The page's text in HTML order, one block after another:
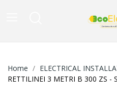
Home ELECTRICAL
RETTILINEI 3 METRI B 300 ZS -